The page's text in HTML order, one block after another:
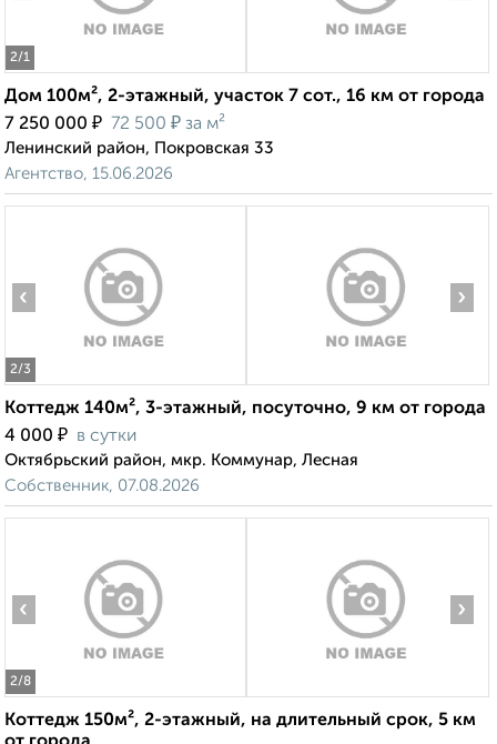
2/1
Дом 100м², 2-этажный, участок 7 сот., 16 км от города
7 250 000 ₽ 72 500 ₽ за м²
Ленинский район, Покровская 33
Агентство, 15.06.2026
2/3
‹ ›
Коттедж 140м², 3-этажный, посуточно, 9 км от города
4 000 ₽ в сутки
Октябрьский район, мкр. Коммунар, Лесная
Собственник, 07.08.2026
2/8
‹ ›
Коттедж 150м², 2-этажный, на длительный срок, 5 км